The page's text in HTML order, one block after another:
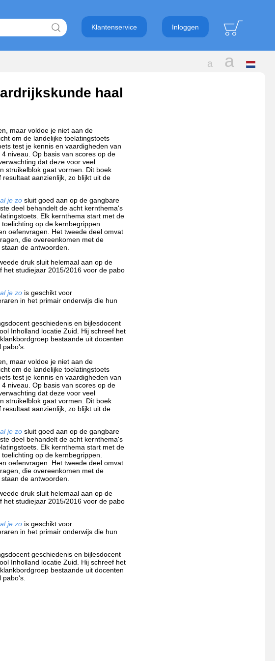
ZoekenKlantenservice Inloggen
Normale
a a
Selecteer
haal
maar voldoe je niet aan de
om de landelijke toelatingstoets
test je kennis en vaardigheden van
niveau. Op basis van scores op de
dat deze voor veel
struikelblok gaat vormen. Dit boek
aanzienlijk, zo blijkt uit de
je zo sluit goed aan op de gangbare
deel behandelt de acht kernthema's
Elk kernthema start met de
op de kernbegrippen.
oefenvragen. Het tweede deel omvat
die overeenkomen met de
de antwoorden.
druk sluit helemaal aan op de
het studiejaar 2015/2016 voor de pabo
je zo is geschikt voor
in het primair onderwijs die hun
geschiedenis en bijlesdocent
Inholland locatie Zuid. Hij schreef het
bestaande uit docenten
maar voldoe je niet aan de
om de landelijke toelatingstoets
test je kennis en vaardigheden van
niveau. Op basis van scores op de
dat deze voor veel
struikelblok gaat vormen. Dit boek
aanzienlijk, zo blijkt uit de
je zo sluit goed aan op de gangbare
deel behandelt de acht kernthema's
Elk kernthema start met de
op de kernbegrippen.
oefenvragen. Het tweede deel omvat
die overeenkomen met de
de antwoorden.
druk sluit helemaal aan op de
het studiejaar 2015/2016 voor de pabo
je zo is geschikt voor
in het primair onderwijs die hun
geschiedenis en bijlesdocent
Inholland locatie Zuid. Hij schreef het
bestaande uit docenten